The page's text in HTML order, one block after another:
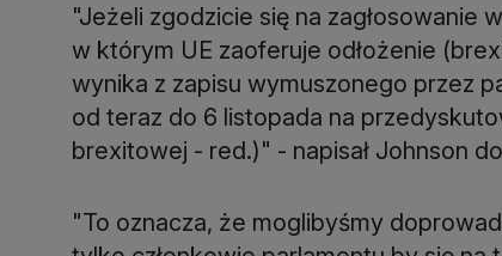
"Jeżeli zgodzicie się na zagłosowanie
w którym UE zaoferuje odłożenie
wynika z zapisu wymuszonego przez
od teraz do 6 listopada na
brexitowej - red.)" - napisał Johnson
"To oznacza, że moglibyśmy